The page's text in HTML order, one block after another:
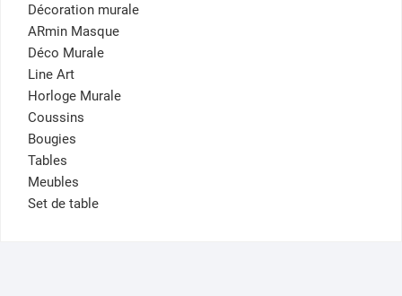
Décoration murale
ARmin Masque
Déco Murale
Line Art
Horloge Murale
Coussins
Bougies
Tables
Meubles
Set de table